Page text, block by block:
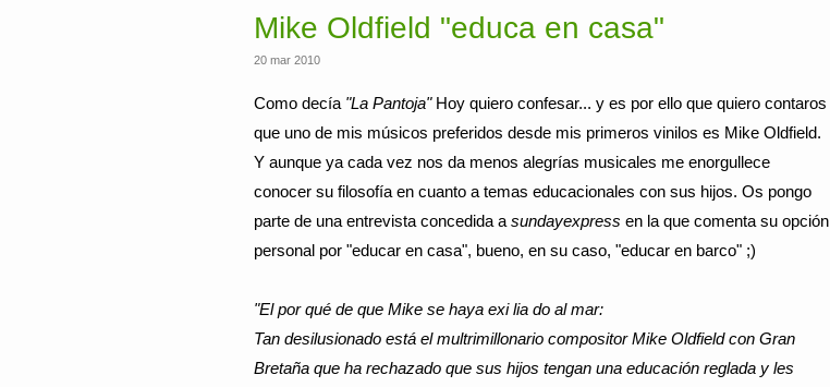
Mike Oldfield "educa en casa"
20 mar 2010
Como decía "La Pantoja"Hoy quiero confesar... y es por ello que quiero contaros
que uno de mis músicos preferidos desde mis primeros vinilos es Mike Oldfield.
Y aunque ya cada vez nos da menos alegrías musicales me enorgullece
conocer su filosofía en cuanto a temas educacionales con sus hijos. Os pongo
parte de una entrevista concedida a sundayexpress en la que comenta su opción
personal por "educar en casa", bueno, en su caso, "educar en barco" ;)
"El por qué de que Mike se haya exi lia do al mar:
Tan desilusionado está el multrimillonario compositor Mike Oldfield con Gran
Bretaña que ha rechazado que sus hijos tengan una educación re­glada y les